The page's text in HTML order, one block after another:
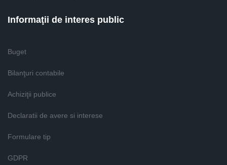
Informaţii de interes public
Buget
Bilanţuri contabile
Achiziţii publice
Declaratii de avere si interese
Formulare tip
GDPR